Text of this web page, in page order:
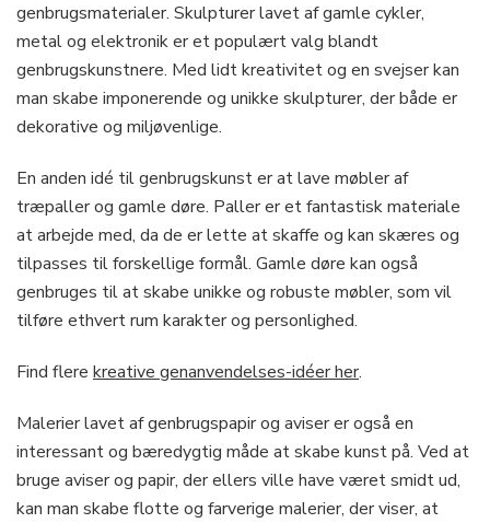
genbrugsmaterialer. Skulpturer lavet af gamle cykler,
metal og elektronik er et populært valg blandt
genbrugskunstnere. Med lidt kreativitet og en svejser kan
man skabe imponerende og unikke skulpturer, der både er
dekorative og miljøvenlige.
En anden idé til genbrugskunst er at lave møbler af
træpaller og gamle døre. Paller er et fantastisk materiale
at arbejde med, da de er lette at skaffe og kan skæres og
tilpasses til forskellige formål. Gamle døre kan også
genbruges til at skabe unikke og robuste møbler, som vil
tilføre ethvert rum karakter og personlighed.
Find flere kreative genanvendelses-idéer her.
Malerier lavet af genbrugspapir og aviser er også en
interessant og bæredygtig måde at skabe kunst på. Ved at
bruge aviser og papir, der ellers ville have været smidt ud,
kan man skabe flotte og farverige malerier, der viser, at